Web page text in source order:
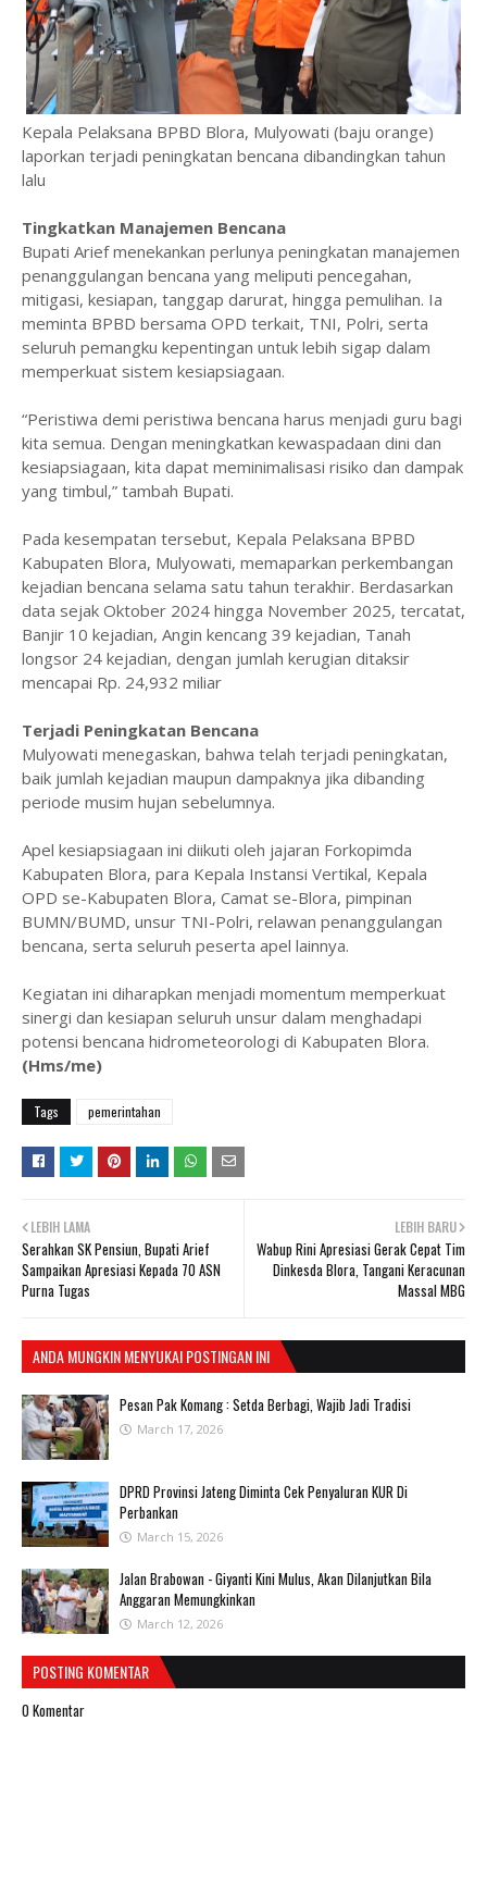
Kepala Pelaksana BPBD Blora, Mulyowati (baju orange)
laporkan terjadi peningkatan bencana dibandingkan tahun
lalu
Tingkatkan Manajemen Bencana
Bupati Arief menekankan perlunya peningkatan manajemen
penanggulangan bencana yang meliputi pencegahan,
mitigasi, kesiapan, tanggap darurat, hingga pemulihan. Ia
meminta BPBD bersama OPD terkait, TNI, Polri, serta
seluruh pemangku kepentingan untuk lebih sigap dalam
memperkuat sistem kesiapsiagaan.
‎“Peristiwa demi peristiwa bencana harus menjadi guru bagi
kita semua. Dengan meningkatkan kewaspadaan dini dan
kesiapsiagaan, kita dapat meminimalisasi risiko dan dampak
yang timbul,” tambah Bupati.
‎Pada kesempatan tersebut, Kepala Pelaksana BPBD
Kabupaten Blora, Mulyowati, memaparkan perkembangan
kejadian bencana selama satu tahun terakhir. Berdasarkan
data sejak Oktober 2024 hingga November 2025, tercatat,
Banjir 10 kejadian, Angin kencang 39 kejadian, Tanah
longsor 24 kejadian, dengan jumlah kerugian ditaksir
mencapai Rp. 24,932 miliar
Terjadi Peningkatan Bencana
‎Mulyowati menegaskan, bahwa telah terjadi peningkatan,
baik jumlah kejadian maupun dampaknya jika dibanding
periode musim hujan sebelumnya.
‎Apel kesiapsiagaan ini diikuti oleh jajaran Forkopimda
Kabupaten Blora, para Kepala Instansi Vertikal, Kepala
OPD se-Kabupaten Blora, Camat se-Blora, pimpinan
BUMN/BUMD, unsur TNI-Polri, relawan penanggulangan
bencana, serta seluruh peserta apel lainnya.
‎Kegiatan ini diharapkan menjadi momentum memperkuat
sinergi dan kesiapan seluruh unsur dalam menghadapi
potensi bencana hidrometeorologi di Kabupaten Blora.
(Hms/me)
Tags pemerintahan
LEBIH BARU
Wabup Rini Apresiasi Gerak Cepat Tim
Dinkesda Blora, Tangani Keracunan
Massal MBG
LEBIH LAMA
Serahkan SK Pensiun, Bupati Arief
Sampaikan Apresiasi Kepada 70 ASN
Purna Tugas
ANDA MUNGKIN MENYUKAI POSTINGAN INI
Pesan Pak Komang : Setda Berbagi, Wajib Jadi Tradisi
March 17, 2026
DPRD Provinsi Jateng Diminta Cek Penyaluran KUR Di
Perbankan
March 15, 2026
Jalan Brabowan - Giyanti Kini Mulus, Akan Dilanjutkan Bila
Anggaran Memungkinkan
March 12, 2026
POSTING KOMENTAR
0 Komentar